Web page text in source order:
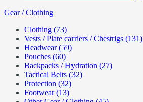
Gear / Clothing
Clothing (73)
Vests / Plate carriers / Chestrigs (131)
Headwear (59)
Pouches (60)
Backpacks / Hydration (27)
Tactical Belts (32)
Protection (32)
Footwear (13)